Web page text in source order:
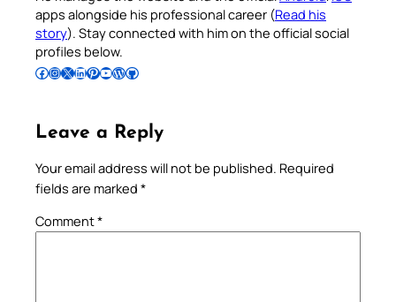
apps alongside his professional career (Read his
story). Stay connected with him on the official social
profiles below.
Follow Pradeep on Facebook Follow Pradeep on InstagramFollow Pradeep on X Follow Pradeep on LinkedIn Follow Pradeep on Pinterest Subscribe to Pradeep’s Youtube Channel Follow Pradeep on WordPress Follow Pradeep on GitHub
Leave a Reply
Your email address will not be published. Required
fields are marked *
Comment*